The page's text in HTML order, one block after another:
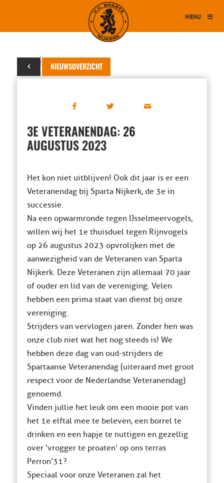
MENU
NIEUWSOVERZICHT
08 juli 2023
3E VETERANENDAG: 26
AUGUSTUS 2023
Het kon niet uitblijven! Ook dit jaar is er een
Veteranendag bij Sparta Nijkerk, de 3e in
successie.
Na een opwarmronde tegen IJsselmeervogels,
willen wij het 1e thuisduel tegen Rijnvogels
op 26 augustus 2023 opvrolijken met de
aanwezigheid van de Veteranen van Sparta
Nijkerk. Deze Veteranen zijn allemaal 70 jaar
of ouder en lid van de vereniging. Velen
hebben een prima staat van dienst bij onze
vereniging.
Strijders van vervlogen jaren. Zonder hen was
onze club niet wat het nog steeds is! We
hebben deze dag van oud-strijders de
Spartaanse Veteranendag (uiteraard met groot
respect voor de Nederlandse Veteranendag)
genoemd.
Vinden jullie het leuk om een mooie pot van
het 1e elftal mee te beleven, een borrel te
drinken en een hapje te nuttigen en gezellig
over ‘vrogger te proaten’ op ons terras
Perron’31?
Speciaal voor onze Veteranen zal het